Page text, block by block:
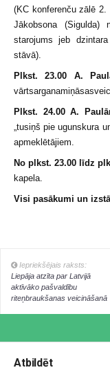
(KC konferenču zālē
Jākobsona (Sigulda)
starojums jeb
stāvā).
Plkst. 23.00 A.
vārtsarganamiņā
Plkst. 24.00 A.
„tusiņš pie ugunskura
apmeklētājiem.
No plkst. 23.00 līdz
kapela.
Visi pasākumi un
Iepriekšējais raksts:
Liepāja atzīta par Latvijā
aktīvāko pašvaldību
riteņbraukšanas veicināšanā
Atbildēt